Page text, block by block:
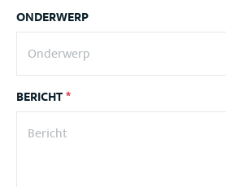
ONDERWERP
BERICHT*